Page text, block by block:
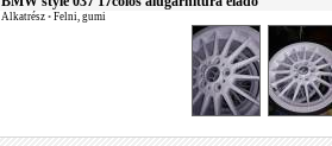
Alkatrész • Felni, gumi